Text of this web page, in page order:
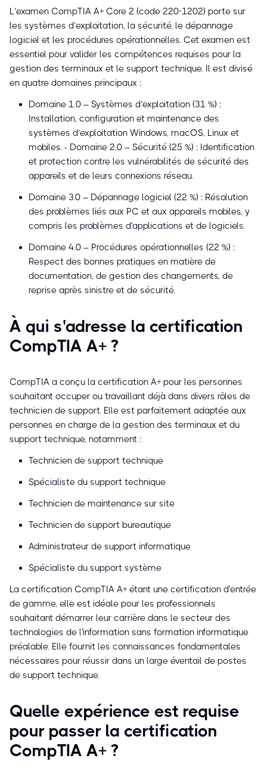
L’examen CompTIA A+ Core 2 (code 220-1202) porte sur
les systèmes d’exploitation, la sécurité, le dépannage
logiciel et les procédures opérationnelles. Cet examen est
essentiel pour valider les compétences requises pour la
gestion des terminaux et le support technique. Il est divisé
en quatre domaines principaux :
Domaine 1.0 – Systèmes d’exploitation (31 %) :
Installation, configuration et maintenance des
systèmes d’exploitation Windows, macOS, Linux et
mobiles. - Domaine 2.0 – Sécurité (25 %) : Identification
et protection contre les vulnérabilités de sécurité des
appareils et de leurs connexions réseau.
Domaine 3.0 – Dépannage logiciel (22 %) : Résolution
des problèmes liés aux PC et aux appareils mobiles, y
compris les problèmes d'applications et de logiciels.
Domaine 4.0 – Procédures opérationnelles (22 %) :
Respect des bonnes pratiques en matière de
documentation, de gestion des changements, de
reprise après sinistre et de sécurité.
À qui s'adresse la certification
CompTIA A+ ?
CompTIA a conçu la certification A+ pour les personnes
souhaitant occuper ou travaillant déjà dans divers rôles de
technicien de support. Elle est parfaitement adaptée aux
personnes en charge de la gestion des terminaux et du
support technique, notamment :
Technicien de support technique
Spécialiste du support technique
Technicien de maintenance sur site
Technicien de support bureautique
Administrateur de support informatique
Spécialiste du support système
La certification CompTIA A+ étant une certification d'entrée
de gamme, elle est idéale pour les professionnels
souhaitant démarrer leur carrière dans le secteur des
technologies de l'information sans formation informatique
préalable. Elle fournit les connaissances fondamentales
nécessaires pour réussir dans un large éventail de postes
de support technique.
Quelle expérience est requise
pour passer la certification
CompTIA A+ ?